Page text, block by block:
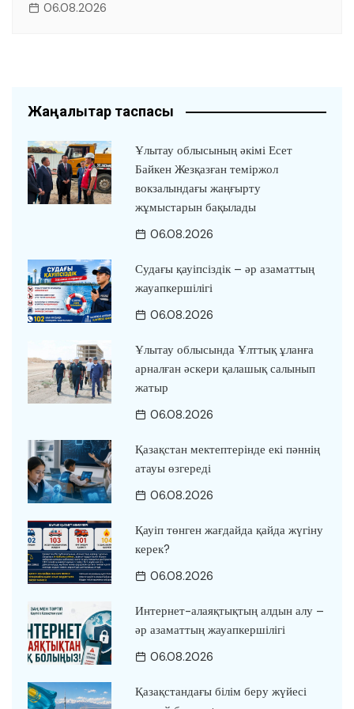
06.08.2026
Жаңалықтар таспасы
Ұлытау облысының әкімі Есет
Байкен Жезқазған теміржол
вокзалындағы жаңғырту
жұмыстарын бақылады
06.08.2026
Судағы қауіпсіздік – әр азаматтың
жауапкершілігі
06.08.2026
Ұлытау облысында Ұлттық ұланға
арналған әскери қалашық салынып
жатыр
06.08.2026
Қазақстан мектептерінде екі пәннің
атауы өзгереді
06.08.2026
Қауіп төнген жағдайда қайда жүгіну
керек?
06.08.2026
Интернет-алаяқтықтың алдын алу –
әр азаматтың жауапкершілігі
06.08.2026
Қазақстандағы білім беру жүйесі